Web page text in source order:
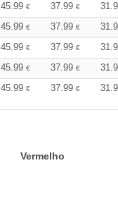
45.99 € 37.99 €
45.99 € 37.99 €
45.99 € 37.99 €
45.99 € 37.99 €
45.99 € 37.99 €
Vermelho